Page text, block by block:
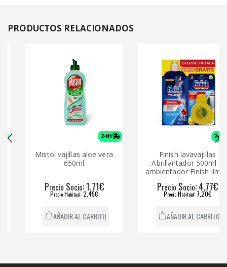
PRODUCTOS RELACIONADOS
24H
Mistol vajillas aloe vera
650ml
recioSocio: 1,71€
recioHabitual: 2,45€
AÑADIR AL CARRITO
24H
Finish lavavajillas
Abrillantador 500ml +
ambientador Finish limón
recioSocio: 4,77€
recioHabitual: 7,20€
AÑADIR AL CARRITO